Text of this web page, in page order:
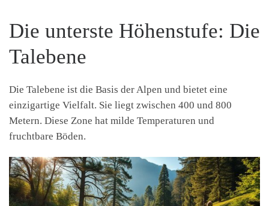
Die unterste Höhenstufe: Die
Talebene
Die Talebene ist die Basis der Alpen und bietet eine
einzigartige Vielfalt. Sie liegt zwischen 400 und 800
Metern. Diese Zone hat milde Temperaturen und
fruchtbare Böden.